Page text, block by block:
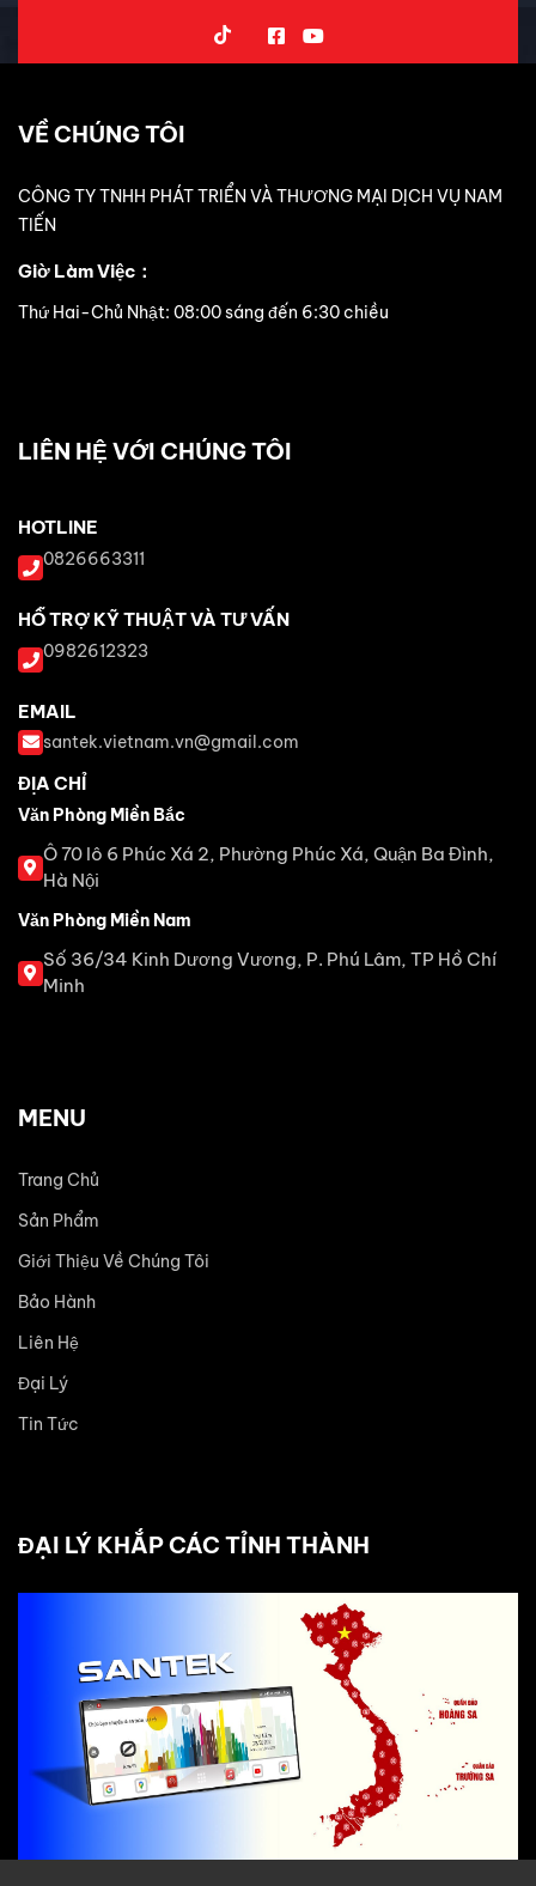
VỀ CHÚNG TÔI
CÔNG TY TNHH PHÁT TRIỂN VÀ THƯƠNG MẠI DỊCH VỤ NAM
TIẾN
Giờ Làm Việc：
Thứ Hai-Chủ Nhật: 08:00 sáng đến 6:30 chiều
LIÊN HỆ VỚI CHÚNG TÔI
HOTLINE
0826663311
HỖ TRỢ KỸ THUẬT VÀ TƯ VẤN
0982612323
EMAIL
santek.vietnam.vn@gmail.com
ĐỊA CHỈ
Văn Phòng Miền Bắc
Ô 70 lô 6 Phúc Xá 2, Phường Phúc Xá, Quận Ba Đình,
Hà Nội
Văn Phòng Miền Nam
Số 36/34 Kinh Dương Vương, P. Phú Lâm, TP Hồ Chí
Minh
MENU
Trang Chủ
Sản Phẩm
Giới Thiệu Về Chúng Tôi
Bảo Hành
Liên Hệ
Đại Lý
Tin Tức
ĐẠI LÝ KHẮP CÁC TỈNH THÀNH